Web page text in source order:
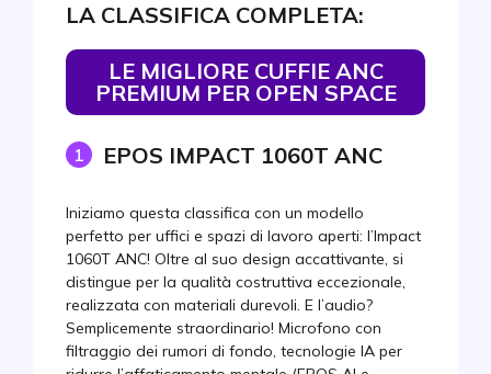
Top 10
Le migliore cuffie ANC premium per open space
Ideale per chiamate su PC/Mac
Le migliore cuffie con tripla connettività
Le migliori cuffie professionali in stile lifestyle
Migliori cuffie ibride entry-level
Le migliore cuffie cablata con cancellazione
attiva del rumore (ANC)
La migliore per chiamate Teams in ufficio
LA CLASSIFICA COMPLETA:
LE MIGLIORE CUFFIE ANC
PREMIUM PER OPEN SPACE
1 EPOS IMPACT 1060T ANC
Iniziamo questa classifica con un modello
perfetto per uffici e spazi di lavoro aperti: l’Impact
1060T ANC! Oltre al suo design accattivante, si
distingue per la qualità costruttiva eccezionale,
realizzata con materiali durevoli. E l’audio?
Semplicemente straordinario! Microfono con
filtraggio dei rumori di fondo, tecnologie IA per